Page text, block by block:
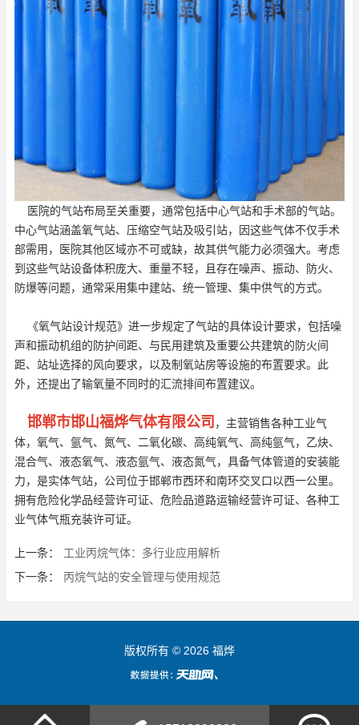
医院的气站布局至关重要，通常包括中心气站和手术部的气站。
中心气站涵盖氧气站、压缩空气站及吸引站，因这些气体不仅手术
部需用，医院其他区域亦不可或缺，故其供气能力必须强大。考虑
到这些气站设备体积庞大、重量不轻，且存在噪声、振动、防火、
防爆等问题，通常采用集中建站、统一管理、集中供气的方式。
《氧气站设计规范》进一步规定了气站的具体设计要求，包括噪
声和振动机组的防护间距、与民用建筑及重要公共建筑的防火间
距、站址选择的风向要求，以及制氧站房等设施的布置要求。此
外，还提出了输氧量不同时的汇流排间布置建议。
邯郸市邯山福烨气体有限公司 ，主营销售各种工业气
体，氧气、氩气、氮气、二氧化碳、高纯氧气、高纯氩气，乙炔、
混合气、液态氧气、液态氩气、液态氮气，具备气体管道的安装能
力，是实体气站，公司位于邯郸市西环和南环交叉口以西一公里。
拥有危险化学品经营许可证、危险品道路运输经营许可证、各种工
业气体气瓶充装许可证。
上一条：
工业丙烷气体：多行业应用解析
下一条：
丙烷气站的安全管理与使用规范
版权所有 © 2026 福烨